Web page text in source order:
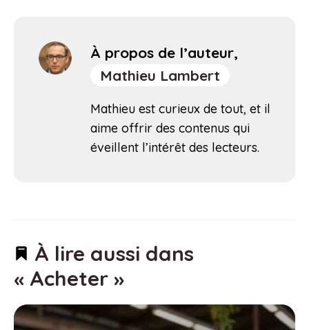
À propos de l’auteur,
Mathieu Lambert
Mathieu est curieux de tout, et il
aime offrir des contenus qui
éveillent l’intérêt des lecteurs.
À lire aussi dans
« Acheter »